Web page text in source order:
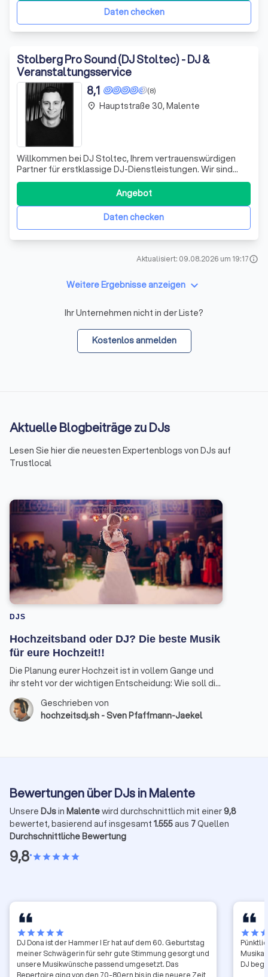
Daten checken
Stolberg Pro Sound (DJ Stoltec) - DJ &
Veranstaltungsservice
(8)
8,1
Willkommen bei DJ Stoltec, Ihrem vertrauenswürdigen
Partner für erstklassige DJ-Dienstleistungen. Wir sind
stolz darauf, uns durch unsere Expertise und unser
Engagement für hervorragenden Kundenservice
auszuzeichnen. Unser Team besteht aus erfahrenen DJs,
die sich leidenschaftlich für Musik und Unte
Daten checken
Angebot
place Hauptstraße 30, Malente
Aktualisiert: 09.08.2026 um 19:17info
Weitere Ergebnisse anzeigen keyboard_arrow_down
Ihr Unternehmen nicht in der Liste?
Kostenlos anmelden
Aktuelle Blogbeiträge zu DJs
Lesen Sie hier die neuesten Expertenblogs von DJs auf
Trustlocal
DJS
Hochzeitsband oder DJ? Die beste Musik
für eure Hochzeit!!
Die Planung eurer Hochzeit ist in vollem Gange und
ihr steht vor der wichtigen Entscheidung: Wie soll die
musikalische Untermalung eures großen Tages
aussehen? Hochzeitsband oder DJ? Als erfahrener
Hochzeits-DJ möchte ich euch mit diesem Beitrag
Geschrieben von
hochzeitsdj.sh - Sven Pfaffmann-Jaekel
Bewertungen über DJs in Malente
Unsere DJsin Malentewird durchschnittlich mit einer9,8
bewertet, basierend auf insgesamt 1.555aus 7Quellen
Durchschnittliche Bewertung
9,8•starstarstarstarstar
starstarstarstarstar
DJ Dona ist der Hammer ! Er hat auf dem 60. Geburtstag
meiner Schwägerin für sehr gute Stimmung gesorgt und
unsere Musikwünsche passend umgesetzt. Das
starstar
Pünktlich Sehr angenehm in der
DJ